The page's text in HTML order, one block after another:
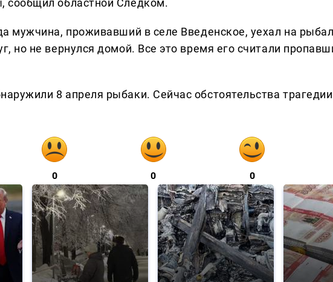
сообщил областной Следком.
мужчина, проживавший в селе Введенское, уехал на
но не вернулся домой. Все это время его считали
8 апреля рыбаки. Сейчас обстоятельства
0 0 0